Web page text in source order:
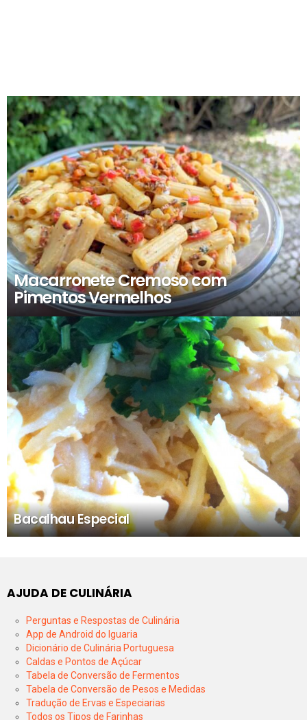
RECOMENDADOS
Macarronete Cremoso com
Pimentos Vermelhos
Bacalhau Especial
AJUDA DE CULINÁRIA
Perguntas e Respostas de Culinária
App de Android do Iguaria
Dicionário de Culinária Portuguesa
Caldas e Pontos de Açúcar
Tabela de Conversão de Fermentos
Tabela de Conversão de Pesos e Medidas
Tradução de Ervas e Especiarias
Todos os Tipos de Farinhas